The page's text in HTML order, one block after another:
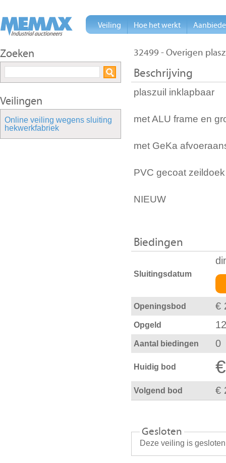
32499 - Overigen
Beschrijving
plaszuil inklapbaar
met ALU frame en
met GeKa
PVC gecoat
NIEUW
Biedingen
Sluitingsdatum
Openingsbod €
Opgeld
Aantal biedingen 0
Huidig bod
Volgend bod €
Gesloten
Deze veiling is
Zoeken
Veilingen
Online veiling wegens sluiting
hekwerkfabriek
Veiling Hoe het werkt